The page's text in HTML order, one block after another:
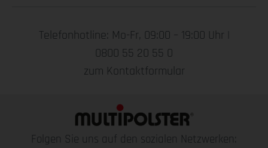
Telefonhotline: Mo-Fr, 09:00 – 19:00 Uhr |
0800 55 20 55 0
zum Kontaktformular
Folgen Sie uns auf den sozialen Netzwerken: